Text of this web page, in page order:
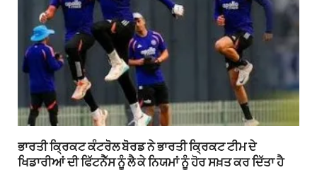
ਭਾਰਤੀ ਕ੍ਰਿਕਟ ਕੰਟਰੋਲ ਬੋਰਡ ਨੇ ਭਾਰਤੀ ਕ੍ਰਿਕਟ ਟੀਮ ਦੇ
ਖਿਡਾਰੀਆਂ ਦੀ ਫਿੱਟਨੈੱਸ ਨੂੰ ਲੈ ਕੇ ਨਿਯਮਾਂ ਨੂੰ ਹੋਰ ਸਖ਼ਤ ਕਰ ਦਿੱਤਾ ਹੈ